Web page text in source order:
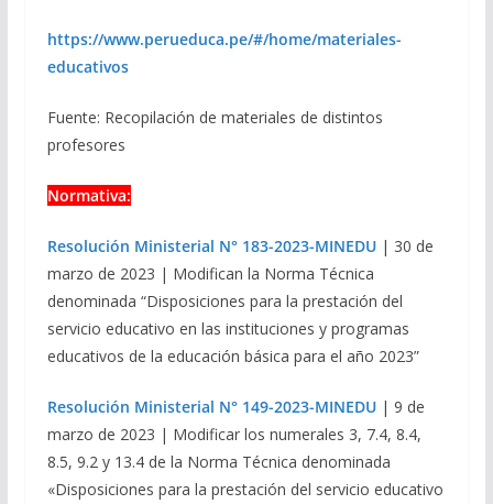
https://www.perueduca.pe/#/home/materiales-
educativos
Fuente: Recopilación de materiales de distintos
profesores
Normativa:
Resolución Ministerial N° 183-2023-MINEDU| 30 de
marzo de 2023 | Modifican la Norma Técnica
denominada “Disposiciones para la prestación del
servicio educativo en las instituciones y programas
educativos de la educación básica para el año 2023”
Resolución Ministerial N° 149-2023-MINEDU| 9 de
marzo de 2023 | Modificar los numerales 3, 7.4, 8.4,
8.5, 9.2 y 13.4 de la Norma Técnica denominada
«Disposiciones para la prestación del servicio educativo